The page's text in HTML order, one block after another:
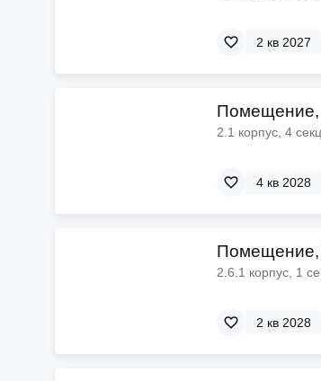
2 кв 2027
Помещение,
2.1 корпус, 4
4 кв 2028
Помещение,
2.6.1 корпус, 1
2 кв 2028